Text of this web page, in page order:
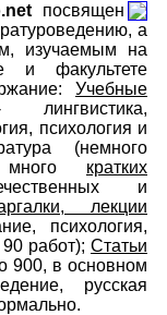
посвящен
а
изучаемым на
и факультете
Учебные
психология и
(немного
много кратких
и
лекции
психология,
работ); Статьи
900, в основном
русская